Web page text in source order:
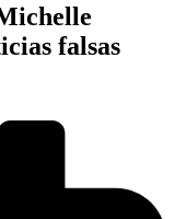
falsas